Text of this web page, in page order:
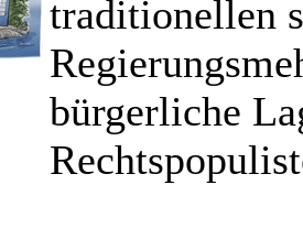
traditionellen
bürgerliche